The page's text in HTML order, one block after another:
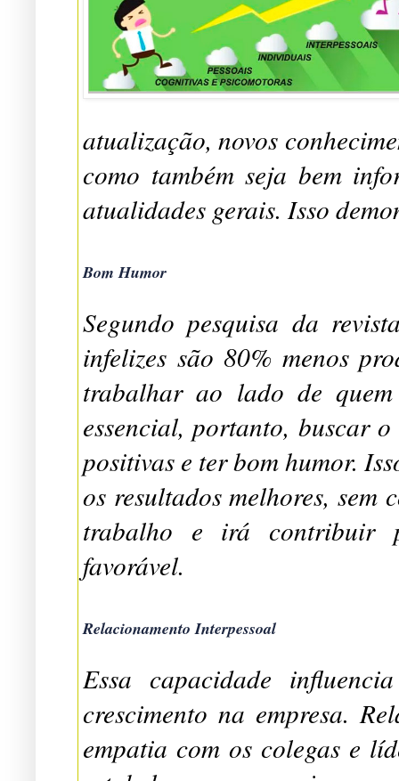
atualização, novos
como também seja bem
atualidades gerais. Isso
Bom Humor
Segundo pesquisa da
infelizes são 80% menos
trabalhar ao lado de
essencial, portanto, buscar
positivas e ter bom humor.
os resultados melhores, sem
trabalho e irá contribuir
favorável.
Relacionamento Interpessoal
Essa capacidade
crescimento na empresa.
empatia com os colegas e